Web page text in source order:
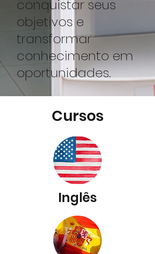
conquistar seus
objetivos e
transformar
conhecimento em
oportunidades.
Cursos
Inglês